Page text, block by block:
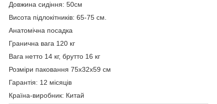
Довжина сидіння: 50см
Висота підлокітників: 65-75 см.
Анатомічна посадка
Гранична вага 120 кг
Вага нетто 14 кг, брутто 16 кг
Розміри паковання 75х32х59 см
Гарантія: 12 місяців
Країна-виробник: Китай